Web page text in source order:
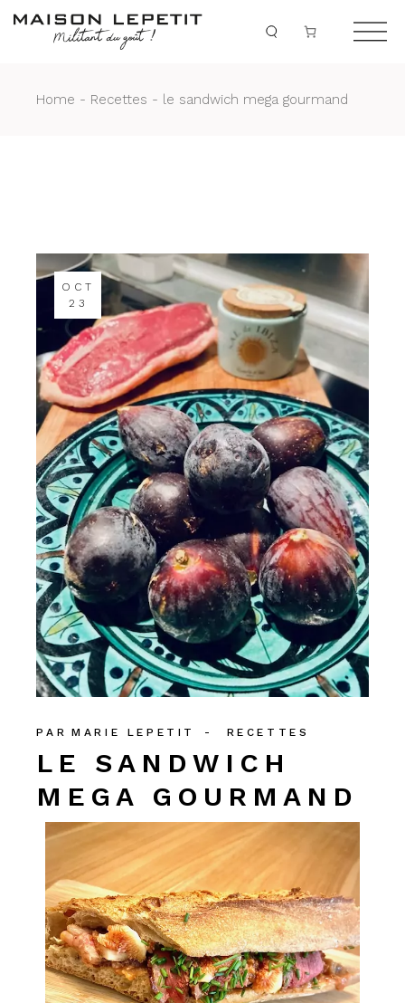
Home Recettes le sandwich mega gourmand
OCT
23
PAR MARIE LEPETIT RECETTES
LE SANDWICH
MEGA GOURMAND